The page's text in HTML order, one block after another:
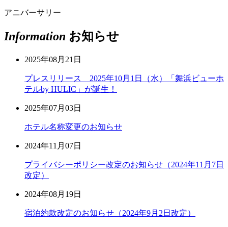
アニバーサリー
Information お知らせ
2025年08月21日
プレスリリース 2025年10月1日（水）「舞浜ビューホ
テルby HULIC」が誕生！
2025年07月03日
ホテル名称変更のお知らせ
2024年11月07日
プライバシーポリシー改定のお知らせ（2024年11月7日
改定）
2024年08月19日
宿泊約款改定のお知らせ（2024年9月2日改定）